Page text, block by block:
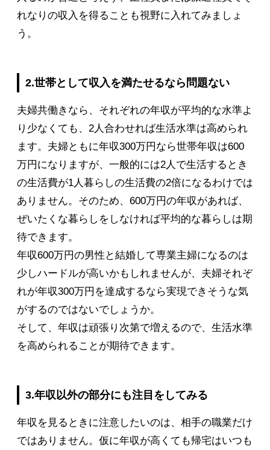
れなりの収入を得ることも視野に入れてみましょ
う。
2.世帯として収入を満たせるなら問題ない
夫婦共働きなら、それぞれの年収が平均的な水準よ
り少なくても、2人合わせれば生活水準は高められ
ます。夫婦ともに年収300万円なら世帯年収は600
万円になりますが、一般的には2人で生活するとき
の生活費が1人暮らしの生活費の2倍になるわけでは
ありません。そのため、600万円の年収があれば、
ぜいたくな暮らしをしなければ平均的な暮らしは期
待できます。
年収600万円の男性と結婚して専業主婦になるのは
少しハードルが高いかもしれませんが、夫婦それぞ
れが年収300万円を達成するなら実現できそうな気
がするのではないでしょうか。
そして、年収は頑張り次第で増えるので、生活水準
を高められることが期待できます。
3.年収以外の部分にも注目をしてみる
年収を見るときに注意したいのは、相手の職業だけ
ではありません。仮に年収が高くても帰宅はいつも